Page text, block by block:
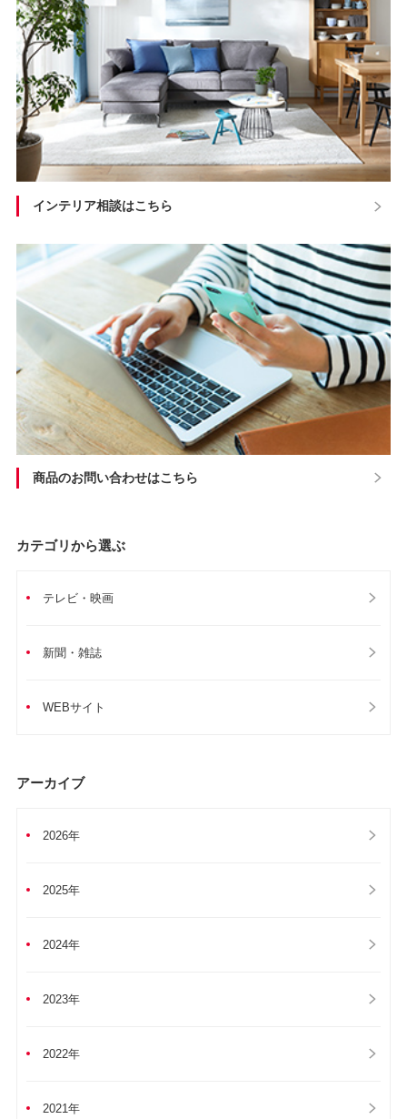
カテゴリから選ぶ
テレビ・映画
新聞・雑誌
WEBサイト
アーカイブ
2026年
2025年
2024年
2023年
2022年
2021年
インテリア相談はこちら
商品のお問い合わせはこちら